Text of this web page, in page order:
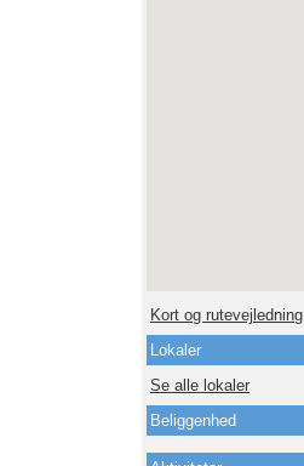
Kort og rutevejledning
Lokaler
Se alle lokaler
Beliggenhed